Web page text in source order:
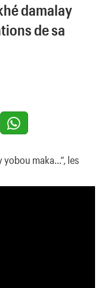
damalay
de sa
yobou maka…”, les